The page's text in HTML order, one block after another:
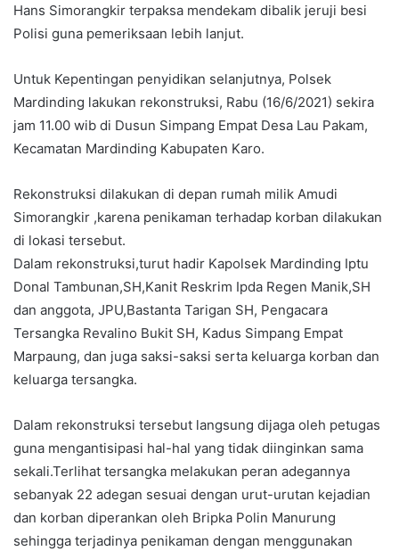
Hans Simorangkir terpaksa mendekam dibalik jeruji besi
Polisi guna pemeriksaan lebih lanjut.
Untuk Kepentingan penyidikan selanjutnya, Polsek
Mardinding lakukan rekonstruksi, Rabu (16/6/2021) sekira
jam 11.00 wib di Dusun Simpang Empat Desa Lau Pakam,
Kecamatan Mardinding Kabupaten Karo.
Rekonstruksi dilakukan di depan rumah milik Amudi
Simorangkir ,karena penikaman terhadap korban dilakukan
di lokasi tersebut.
Dalam rekonstruksi,turut hadir Kapolsek Mardinding Iptu
Donal Tambunan,SH,Kanit Reskrim Ipda Regen Manik,SH
dan anggota, JPU,Bastanta Tarigan SH, Pengacara
Tersangka Revalino Bukit SH, Kadus Simpang Empat
Marpaung, dan juga saksi-saksi serta keluarga korban dan
keluarga tersangka.
Dalam rekonstruksi tersebut langsung dijaga oleh petugas
guna mengantisipasi hal-hal yang tidak diinginkan sama
sekali.Terlihat tersangka melakukan peran adegannya
sebanyak 22 adegan sesuai dengan urut-urutan kejadian
dan korban diperankan oleh Bripka Polin Manurung
sehingga terjadinya penikaman dengan menggunakan